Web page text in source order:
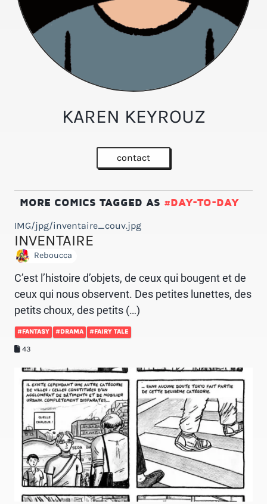
KAREN KEYROUZ
contact
MORE COMICS TAGGED AS #DAY-TO-DAY
IMG/jpg/inventaire_couv.jpg
INVENTAIRE
Reboucca
C’est l’histoire d’objets, de ceux qui bougent et de
ceux qui nous observent. Des petites lunettes, des
petits choux, des petits (…)
#FANTASY #DRAMA #FAIRY TALE
43